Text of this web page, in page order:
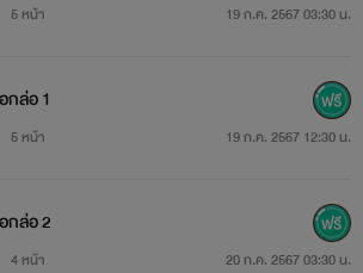
5 หน้า 19 ก.ค. 2567 03:30 น.
ล่อ 1
5 หน้า 19 ก.ค. 2567 12:30 น.
กล่อ 2
4 หน้า 20 ก.ค. 2567 03:30 น.